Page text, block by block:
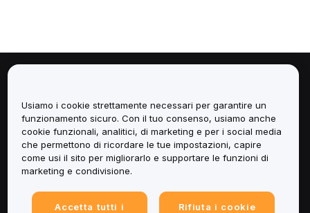
Servizi
Assistenza
Usiamo i cookie strettamente necessari per garantire un
funzionamento sicuro. Con il tuo consenso, usiamo anche
cookie funzionali, analitici, di marketing e per i social media
che permettono di ricordare le tue impostazioni, capire
come usi il sito per migliorarlo e supportare le funzioni di
marketing e condivisione.
Accetta tutti i Rifiuta i cookie